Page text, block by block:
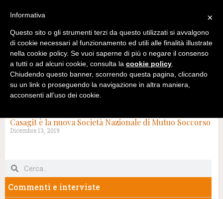
Casagit è la nuova Società Nazionale di Mutuo Soccorso
Dicembre 13, 2019
Commenti e interviste
×
Informativa
Questo sito o gli strumenti terzi da questo utilizzati si avvalgono
di cookie necessari al funzionamento ed utili alle finalità illustrate
nella cookie policy. Se vuoi saperne di più o negare il consenso
a tutti o ad alcuni cookie, consulta la cookie policy.
Chiudendo questo banner, scorrendo questa pagina, cliccando
su un link o proseguendo la navigazione in altra maniera,
acconsenti all’uso dei cookie.